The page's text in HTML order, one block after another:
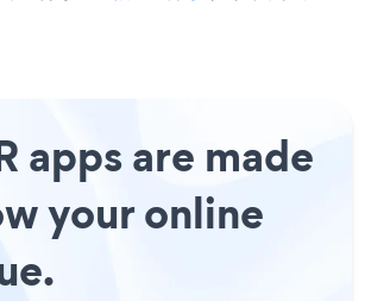
apps are made
your online